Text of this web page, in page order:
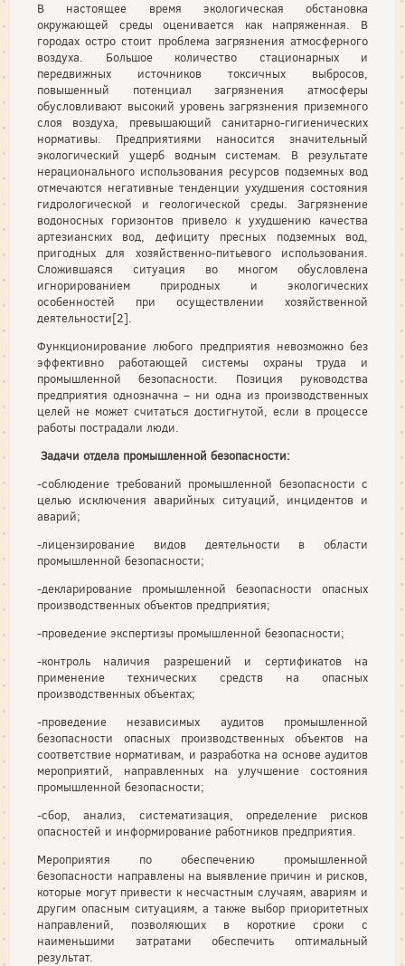
В настоящее время экологическая обстановка
окружающей среды оценивается как напряженная. В
городах остро стоит проблема загрязнения атмосферного
воздуха. Большое количество стационарных и
передвижных источников токсичных выбросов,
повышенный потенциал загрязнения атмосферы
обусловливают высокий уровень загрязнения приземного
слоя воздуха, превышающий санитарно-гигиенических
нормативы. Предприятиями наносится значительный
экологический ущерб водным системам. В результате
нерационального использования ресурсов подземных вод
отмечаются негативные тенденции ухудшения состояния
гидрологической и геологической среды. Загрязнение
водоносных горизонтов привело к ухудшению качества
артезианских вод, дефициту пресных подземных вод,
пригодных для хозяйственно-питьевого использования.
Сложившаяся ситуация во многом обусловлена
игнорированием природных и экологических
особенностей при осуществлении хозяйственной
деятельности[2].
Функционирование любого предприятия невозможно без
эффективно работающей системы охраны труда и
промышленной безопасности. Позиция руководства
предприятия однозначна – ни одна из производственных
целей не может считаться достигнутой, если в процессе
работы пострадали люди.
Задачи отдела промышленной безопасности:
-соблюдение требований промышленной безопасности с
целью исключения аварийных ситуаций, инцидентов и
аварий;
-лицензирование видов деятельности в области
промышленной безопасности;
-декларирование промышленной безопасности опасных
производственных объектов предприятия;
-проведение экспертизы промышленной безопасности;
-контроль наличия разрешений и сертификатов на
применение технических средств на опасных
производственных объектах;
-проведение независимых аудитов промышленной
безопасности опасных производственных объектов на
соответствие нормативам, и разработка на основе аудитов
мероприятий, направленных на улучшение состояния
промышленной безопасности;
-сбор, анализ, систематизация, определение рисков
опасностей и информирование работников предприятия.
Мероприятия по обеспечению промышленной
безопасности направлены на выявление причин и рисков,
которые могут привести к несчастным случаям, авариям и
другим опасным ситуациям, а также выбор приоритетных
направлений, позволяющих в короткие сроки с
наименьшими затратами обеспечить оптимальный
результат.